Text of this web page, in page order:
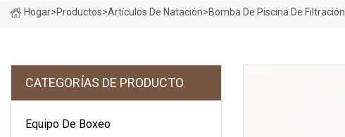
Hogar>Productos>Artículos De Natación>Bomba De Piscina De
CATEGORÍAS DE PRODUCTO
Equipo De Boxeo